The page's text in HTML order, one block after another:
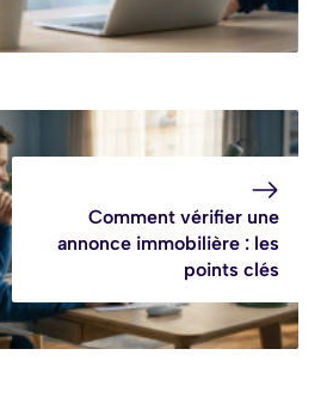
Comment vérifier une
annonce immobilière : les
points clés